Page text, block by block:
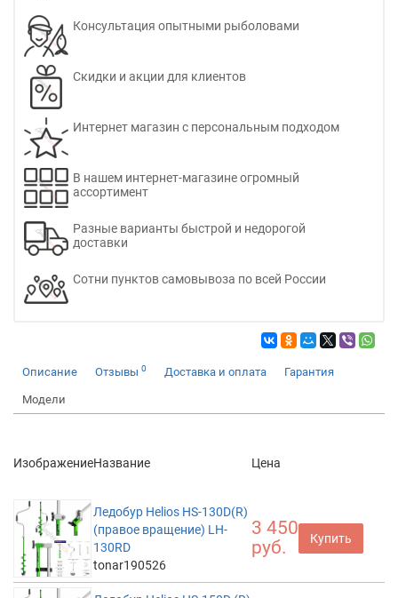
Консультация опытными рыболовами
Скидки и акции для клиентов
Интернет магазин с персональным подходом
В нашем интернет-магазине огромный
ассортимент
Разные варианты быстрой и недорогой
доставки
Сотни пунктов самовывоза по всей России
Описание Отзывы 0 Доставка и оплата Гарантия
Модели
ИзображениеНазвание Цена
Ледобур Helios HS-130D(R)
(правое вращение) LH-
130RD
tonar190526
3 450
руб.
Купить